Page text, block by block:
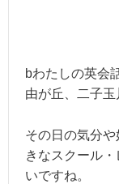
bわたしの英会
由が丘、二子玉
その日の気分
きなスクール
いですね。